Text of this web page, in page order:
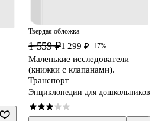
Твердая обложка
1 559 ₽1 299 ₽ -17%
Маленькие исследователи
(книжки с клапанами).
Транспорт
Энциклопедии для дошкольников